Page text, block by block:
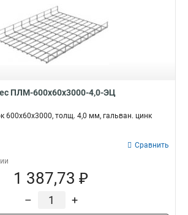
ПЛМ-600х60х3000-4,0-ЭЦ
600х60х3000, толщ. 4,0 мм, гальван. цинк
Сравнить
1 387,73 ₽
– +